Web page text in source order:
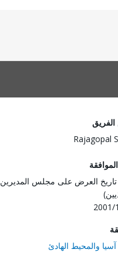
Rajagopal
العرض على مجلس المديرين
2001/
والمحيط الهادئ